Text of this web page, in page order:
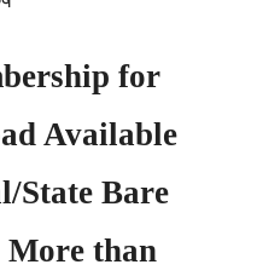
for
Available
State Bare
More than